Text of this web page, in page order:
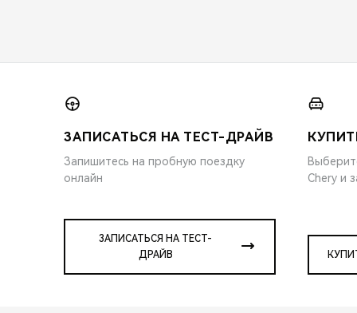
ЗАПИСАТЬСЯ НА ТЕСТ-ДРАЙВ
Запишитесь на пробную поездку
онлайн
ЗАПИСАТЬСЯ НА ТЕСТ-
ДРАЙВ
Chery и